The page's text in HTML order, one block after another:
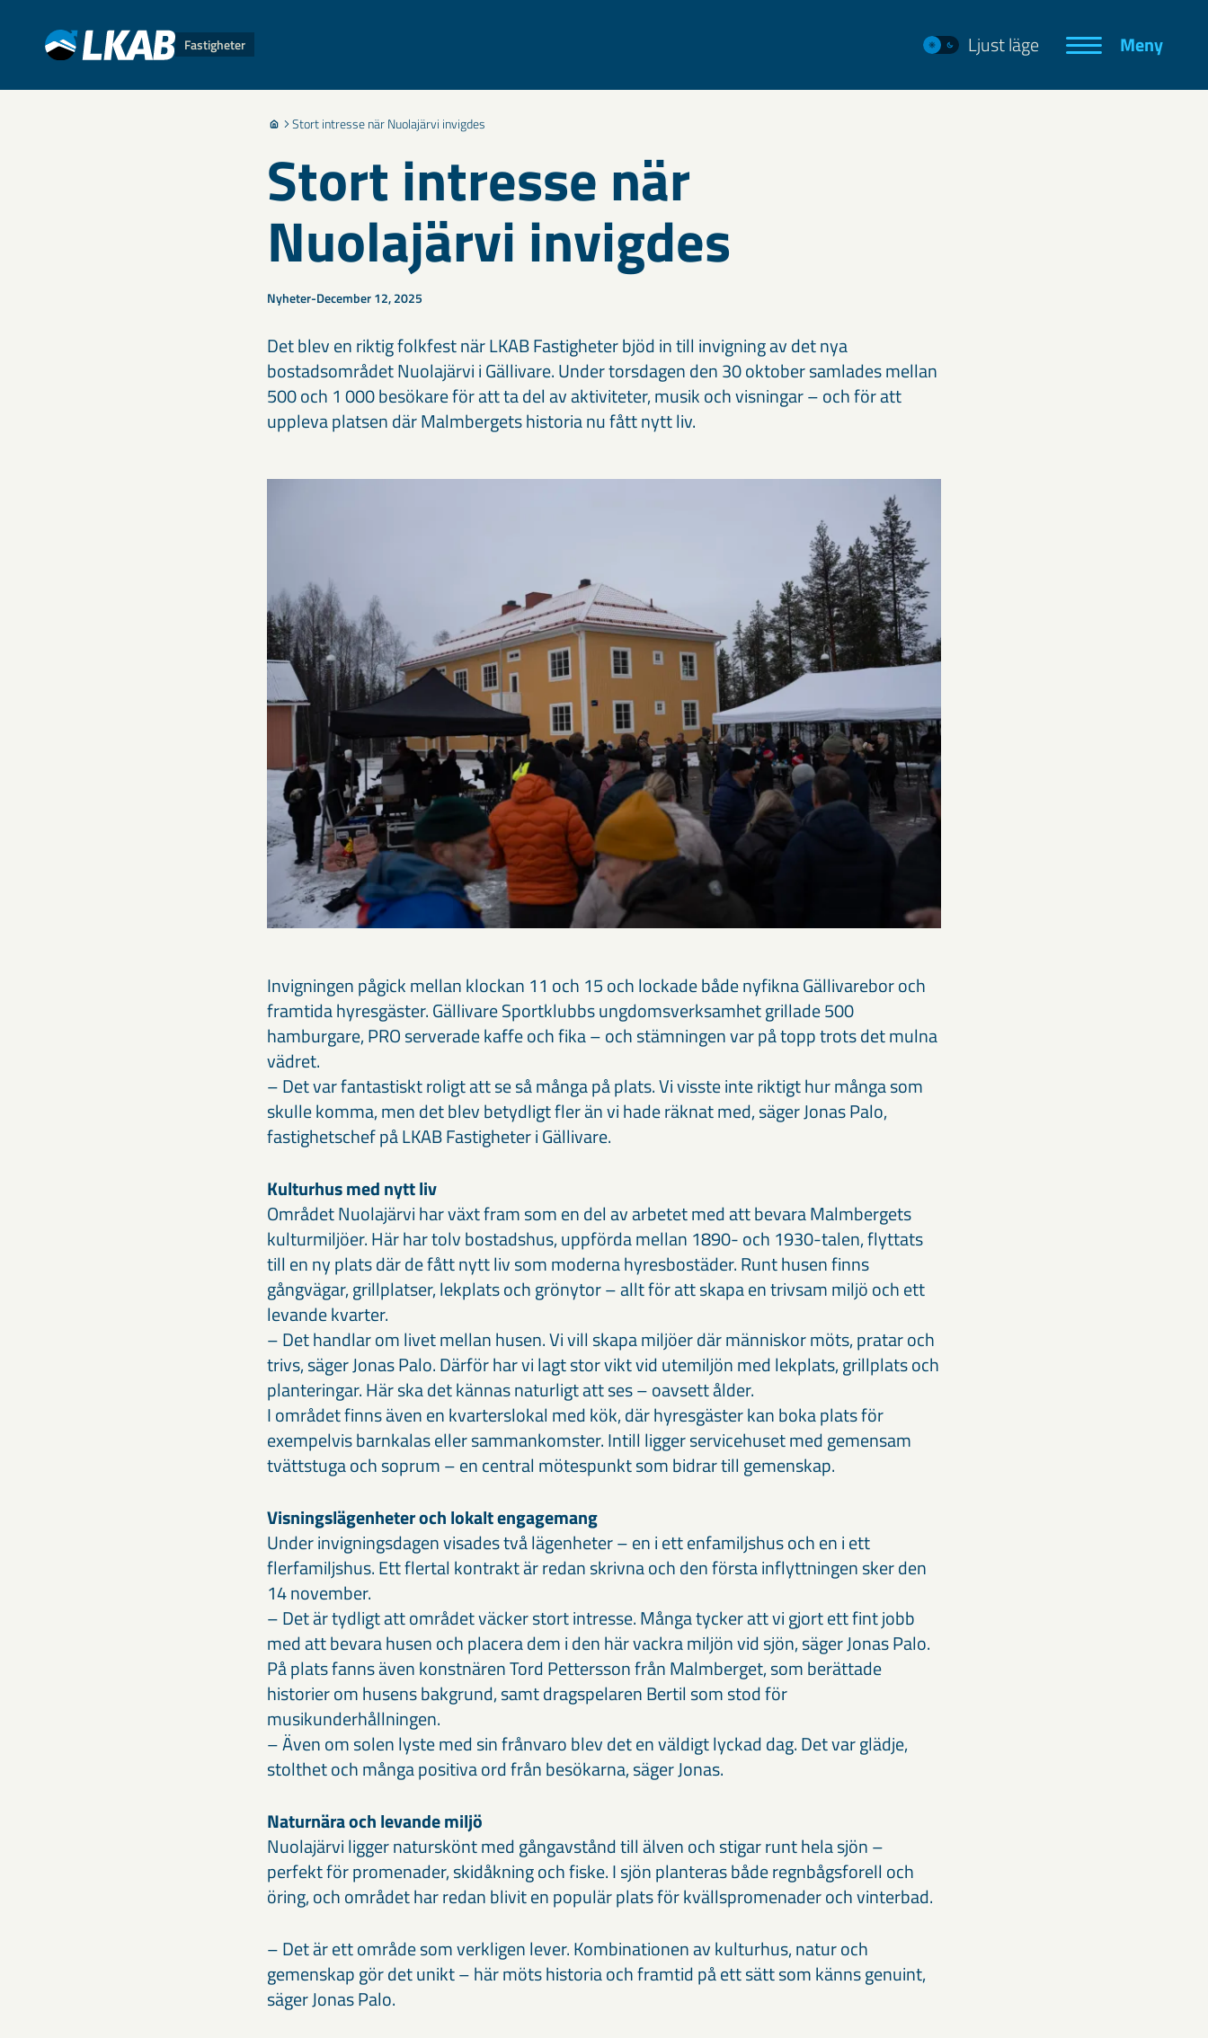
Fastigheter Ljust läge Meny
Stort intresse när Nuolajärvi invigdes
Stort intresse när
Nuolajärvi invigdes
Nyheter December 12, 2025
Det blev en riktig folkfest när LKAB Fastigheter bjöd in till invigning av det nya
bostadsområdet Nuolajärvi i Gällivare. Under torsdagen den 30 oktober samlades mellan
500 och 1 000 besökare för att ta del av aktiviteter, musik och visningar – och för att
uppleva platsen där Malmbergets historia nu fått nytt liv.
Invigningen pågick mellan klockan 11 och 15 och lockade både nyfikna Gällivarebor och
framtida hyresgäster. Gällivare Sportklubbs ungdomsverksamhet grillade 500
hamburgare, PRO serverade kaffe och fika – och stämningen var på topp trots det mulna
vädret.
– Det var fantastiskt roligt att se så många på plats. Vi visste inte riktigt hur många som
skulle komma, men det blev betydligt fler än vi hade räknat med, säger Jonas Palo,
fastighetschef på LKAB Fastigheter i Gällivare.
Kulturhus med nytt liv
Området Nuolajärvi har växt fram som en del av arbetet med att bevara Malmbergets
kulturmiljöer. Här har tolv bostadshus, uppförda mellan 1890- och 1930-talen, flyttats
till en ny plats där de fått nytt liv som moderna hyresbostäder. Runt husen finns
gångvägar, grillplatser, lekplats och grönytor – allt för att skapa en trivsam miljö och ett
levande kvarter.
– Det handlar om livet mellan husen. Vi vill skapa miljöer där människor möts, pratar och
trivs, säger Jonas Palo. Därför har vi lagt stor vikt vid utemiljön med lekplats, grillplats och
planteringar. Här ska det kännas naturligt att ses – oavsett ålder.
I området finns även en kvarterslokal med kök, där hyresgäster kan boka plats för
exempelvis barnkalas eller sammankomster. Intill ligger servicehuset med gemensam
tvättstuga och soprum – en central mötespunkt som bidrar till gemenskap.
Visningslägenheter och lokalt engagemang
Under invigningsdagen visades två lägenheter – en i ett enfamiljshus och en i ett
flerfamiljshus. Ett flertal kontrakt är redan skrivna och den första inflyttningen sker den
14 november.
– Det är tydligt att området väcker stort intresse. Många tycker att vi gjort ett fint jobb
med att bevara husen och placera dem i den här vackra miljön vid sjön, säger Jonas Palo.
På plats fanns även konstnären Tord Pettersson från Malmberget, som berättade
historier om husens bakgrund, samt dragspelaren Bertil som stod för
musikunderhållningen.
– Även om solen lyste med sin frånvaro blev det en väldigt lyckad dag. Det var glädje,
stolthet och många positiva ord från besökarna, säger Jonas.
Naturnära och levande miljö
Nuolajärvi ligger naturskönt med gångavstånd till älven och stigar runt hela sjön –
perfekt för promenader, skidåkning och fiske. I sjön planteras både regnbågsforell och
öring, och området har redan blivit en populär plats för kvällspromenader och vinterbad.
– Det är ett område som verkligen lever. Kombinationen av kulturhus, natur och
gemenskap gör det unikt – här möts historia och framtid på ett sätt som känns genuint,
säger Jonas Palo.